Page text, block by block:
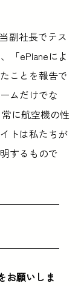
副社長でテス
「ePlaneによ
ことを報告で
ムだけでな
に航空機の性
トは私たちが
するもので
お願いしま